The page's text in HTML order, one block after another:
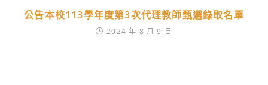
公告本校113學年度第3次代理教師甄選錄取名單
2024 年 8 月 9 日